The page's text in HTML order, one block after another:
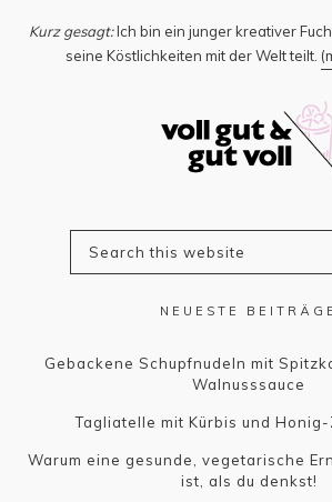
Kurz gesagt:Ich bin ein junger kreativer
seine Köstlichkeiten mit der Welt teilt.
NEUESTE BEITRÄGE
Gebackene Schupfnudeln mit
Walnusssauce
Tagliatelle mit Kürbis und
Warum eine gesunde, vegetarische
ist, als du denkst!